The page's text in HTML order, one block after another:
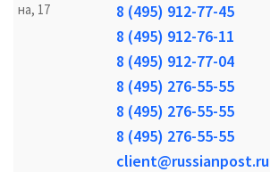
на, 17
8 (495) 912-77-45
8 (495) 912-76-11
8 (495) 912-77-04
8 (495) 276-55-55
8 (495) 276-55-55
8 (495) 276-55-55
client@russianpost.ru